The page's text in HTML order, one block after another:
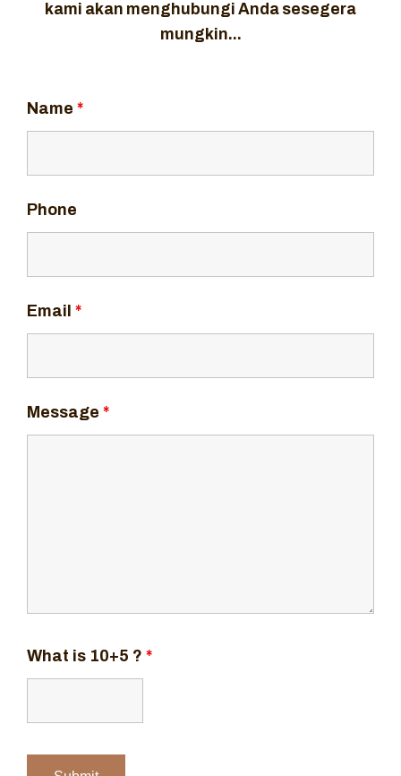
kami akan menghubungi Anda sesegera
mungkin...
Name *
Phone
Email *
Message *
What is 10+5 ? *